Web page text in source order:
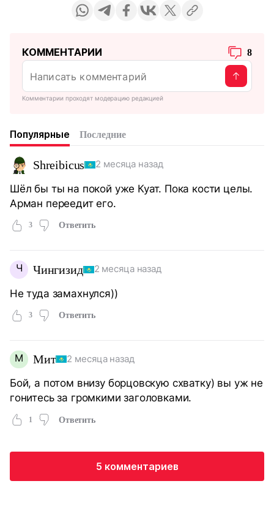
КОММЕНТАРИИ 8
Комментарии проходят модерацию редакцией
Популярные Последние
Shreibicus 2 месяца назад
Шёл бы ты на покой уже Куат. Пока кости целы.
Арман переедит его.
3 Ответить
Ч Чингизид 2 месяца назад
Не туда замахнулся))
3 Ответить
М Мит 2 месяца назад
Бой, а потом внизу борцовскую схватку) вы уж не
гонитесь за громкими заголовками.
1 Ответить
5 комментариев